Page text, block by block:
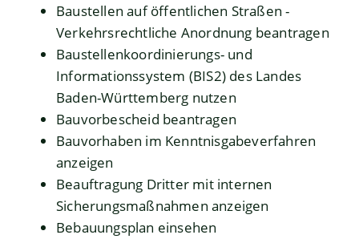
Baustellen auf öffentlichen Straßen -
Verkehrsrechtliche Anordnung beantragen
Baustellenkoordinierungs- und
Informationssystem (BIS2) des Landes
Baden-Württemberg nutzen
Bauvorbescheid beantragen
Bauvorhaben im Kenntnisgabeverfahren
anzeigen
Beauftragung Dritter mit internen
Sicherungsmaßnahmen anzeigen
Bebauungsplan einsehen